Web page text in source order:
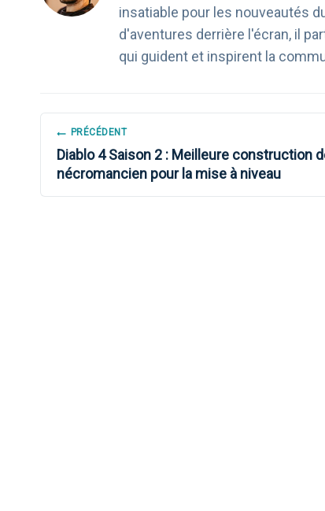
insatiable pour les nouveautés
d'aventures derrière l'écran, il
qui guident et inspirent la
NAVIGATION
DE
PRÉCÉDENT
Diablo 4 Saison 2 : Meilleure construction
nécromancien pour la mise à niveau